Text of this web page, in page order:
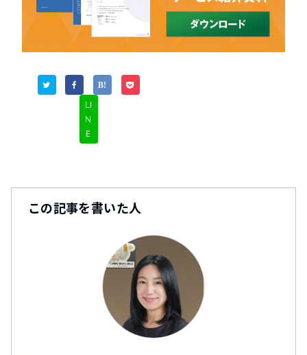
LI
N
E
この記事を書いた人